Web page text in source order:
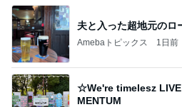
夫と入った超地元のロ
Amebaトピックス 1日前
☆We're timelesz
MENTUM